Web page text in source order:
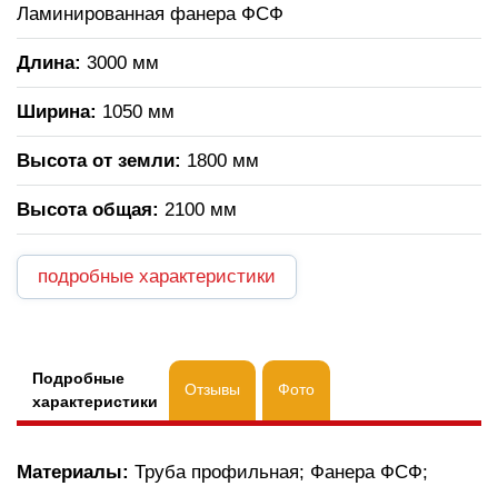
Ламинированная фанера ФСФ
Длина: 3000 мм
Ширина: 1050 мм
Высота от земли: 1800 мм
Высота общая: 2100 мм
подробные характеристики
Подробные
характеристики
Отзывы Фото
Материалы: Труба профильная; Фанера ФСФ;